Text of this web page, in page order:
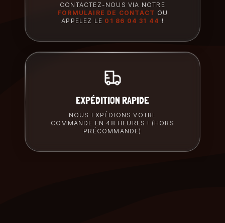
CONTACTEZ-NOUS VIA NOTRE
FORMULAIRE DE CONTACT OU
APPELEZ LE 01 86 04 31 44 !
EXPÉDITION RAPIDE
NOUS EXPÉDIONS VOTRE
COMMANDE EN 48 HEURES ! (HORS
PRÉCOMMANDE)